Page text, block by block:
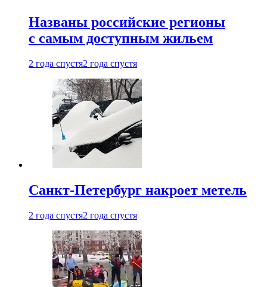
Названы российские регионы
с самым доступным жильем
2 года спустя2 года спустя
Санкт-Петербург накроет метель
2 года спустя2 года спустя